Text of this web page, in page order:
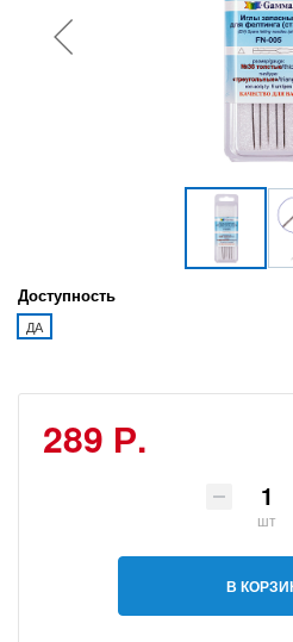
Доступность
ДА
289 Р.
шт
В